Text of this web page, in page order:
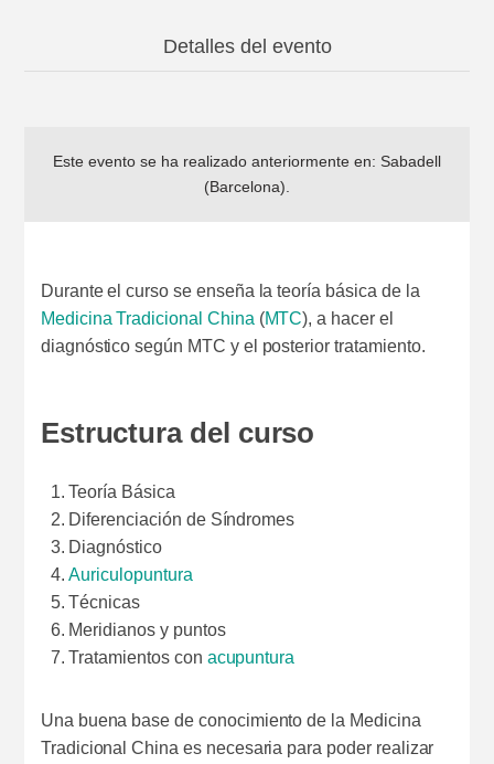
Detalles del evento
Este evento se ha realizado anteriormente en: Sabadell
(Barcelona)
Durante el curso se enseña la teoría básica de la
Medicina Tradicional China (MTC), a hacer el
diagnóstico según MTC y el posterior tratamiento.
Estructura del curso
Teoría Básica
Diferenciación de Síndromes
Diagnóstico
Auriculopuntura
Técnicas
Meridianos y puntos
Tratamientos con acupuntura
Una buena base de conocimiento de la Medicina
Tradicional China es necesaria para poder realizar